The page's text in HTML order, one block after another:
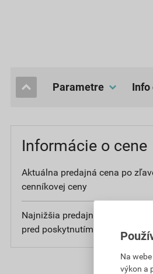
Parametre
Informácie o cene
Aktuálna predajná cena po
cenníkovej ceny
Najnižšia predajná cena v
pred poskytnutím zľavy
Na
výkon a